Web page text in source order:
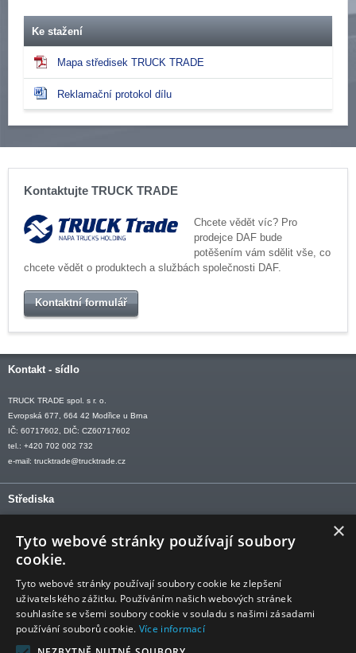
Ke stažení
Mapa středisek TRUCK TRADE
Reklamační protokol dílu
Kontaktujte TRUCK TRADE
Chcete vědět víc? Pro
prodejce DAF bude
potěšením vám sdělit vše, co
chcete vědět o produktech a službách společnosti DAF.
Kontaktní formulář
Kontakt - sídlo
TRUCK TRADE spol. s r. o.
Evropská 677, 664 42 Modřice u Brna
IČ: 60717602, DIČ: CZ60717602
tel.: +420 702 002 732
e-mail: trucktrade@trucktrade.cz
Střediska
OSTRAVA tel: +420 602 547 882
OTROKOVICE tel: +420 577 110 921-2
Sledujte nás
×
Tyto webové stránky používají soubory
cookie.
Tyto webové stránky používají soubory cookie ke zlepšení
uživatelského zážitku. Používáním našich webových stránek
souhlasíte se všemi soubory cookie v souladu s našimi zásadami
používání souborů cookie. Více informací